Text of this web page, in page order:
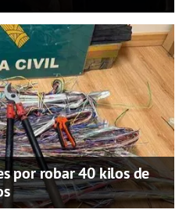
por robar 40 kilos de